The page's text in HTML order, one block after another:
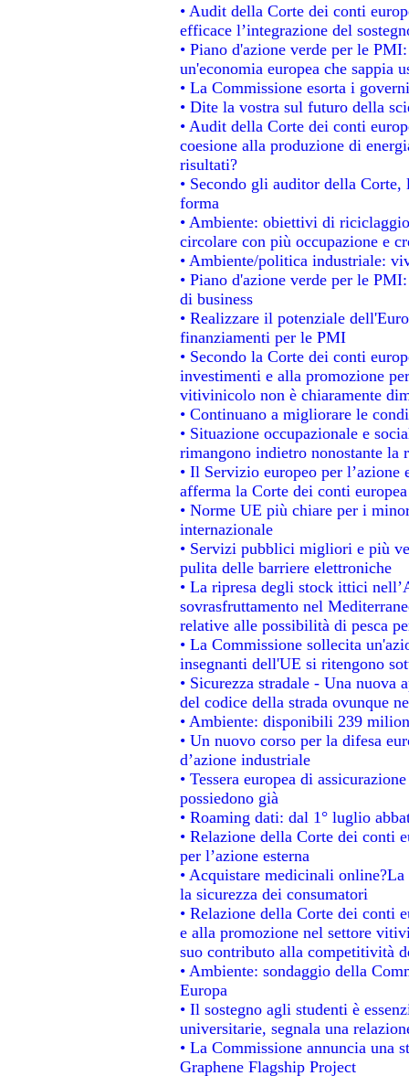
• Audit della Corte dei conti
efficace l’integrazione del
• Piano d'azione verde per le
un'economia europea che sappia
• La Commissione esorta i
• Dite la vostra sul futuro della
• Audit della Corte dei conti
coesione alla produzione di
risultati?
• Secondo gli auditor della Corte,
forma
• Ambiente: obiettivi di
circolare con più occupazione e
• Ambiente/politica industriale:
• Piano d'azione verde per le
di business
• Realizzare il potenziale
finanziamenti per le PMI
• Secondo la Corte dei conti
investimenti e alla promozione
vitivinicolo non è chiaramente
• Continuano a migliorare le
• Situazione occupazionale e
rimangono indietro nonostante la
• Il Servizio europeo per l’azione
afferma la Corte dei conti europea
• Norme UE più chiare per i
internazionale
• Servizi pubblici migliori e più
pulita delle barriere elettroniche
• La ripresa degli stock ittici
sovrasfruttamento nel
relative alle possibilità di pesca
• La Commissione sollecita
insegnanti dell'UE si ritengono
• Sicurezza stradale - Una nuova
del codice della strada ovunque
• Ambiente: disponibili 239
• Un nuovo corso per la difesa
d’azione industriale
• Tessera europea di
possiedono già
• Roaming dati: dal 1° luglio
• Relazione della Corte dei conti
per l’azione esterna
• Acquistare medicinali
la sicurezza dei consumatori
• Relazione della Corte dei conti
e alla promozione nel settore
suo contributo alla competitività
• Ambiente: sondaggio della
Europa
• Il sostegno agli studenti è
universitarie, segnala una
• La Commissione annuncia una
Graphene Flagship Project